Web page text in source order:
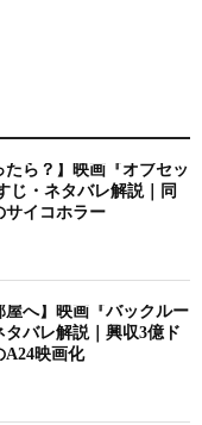
たら？】映画『オブセッ
じ・ネタバレ解説｜同
サイコホラー
屋へ】映画『バックルー
バレ解説｜興収3億ド
A24映画化